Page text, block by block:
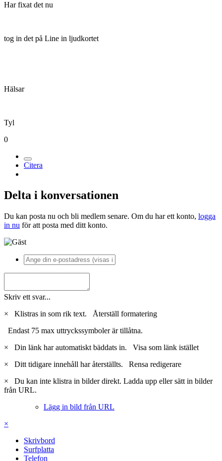
Har fixat det nu
tog in det på Line in ljudkortet
Hälsar
Tyl
0
Citera
Delta i konversationen
Du kan posta nu och bli medlem senare. Om du har ett konto, logga
in nu för att posta med ditt konto.
Skriv ett svar...
×
Klistras in som rik text. Återställ formatering
Endast 75 max uttryckssymboler är tillåtna.
×
Din länk har automatiskt bäddats in. Visa som länk istället
×
Ditt tidigare innehåll har återställts. Rensa redigerare
×
Du kan inte klistra in bilder direkt. Ladda upp eller sätt in bilder
från URL.
Lägg in bild från URL
×
Skrivbord
Surfplatta
Telefon